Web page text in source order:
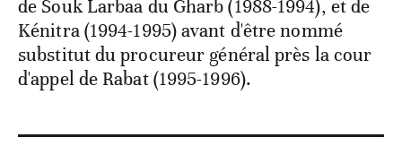
de Souk Larbaa du Gharb (1988-1994), et de
Kénitra (1994-1995) avant d'être nommé
substitut du procureur général près la cour
d'appel de Rabat (1995-1996).